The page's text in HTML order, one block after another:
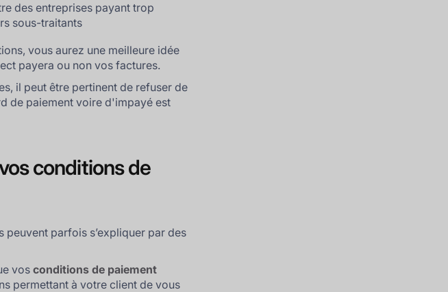
des entreprises payant trop
sous-traitants
vous aurez une meilleure idée
payera ou non vos factures.
il peut être pertinent de refuser de
de paiement voire d'impayé est
conditions de
peuvent parfois s’expliquer par des
vosconditions de paiement
permettant à votre client de vous